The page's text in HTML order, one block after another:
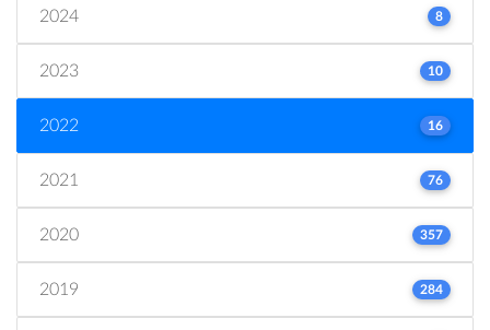
2024 8
2023 10
2022 16
2021 76
2020 357
2019 284